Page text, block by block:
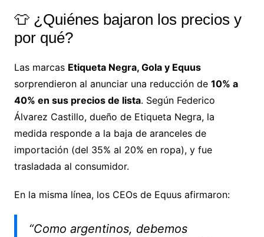
👕 ¿Quiénes bajaron los precios y
por qué?
Las marcas Etiqueta Negra, Gola y Equus
sorprendieron al anunciar una reducción de 10% a
40% en sus precios de lista. Según Federico
Álvarez Castillo, dueño de Etiqueta Negra, la
medida responde a la baja de aranceles de
importación (del 35% al 20% en ropa), y fue
trasladada al consumidor.
En la misma línea, los CEOs de Equus afirmaron:
“Como argentinos, debemos